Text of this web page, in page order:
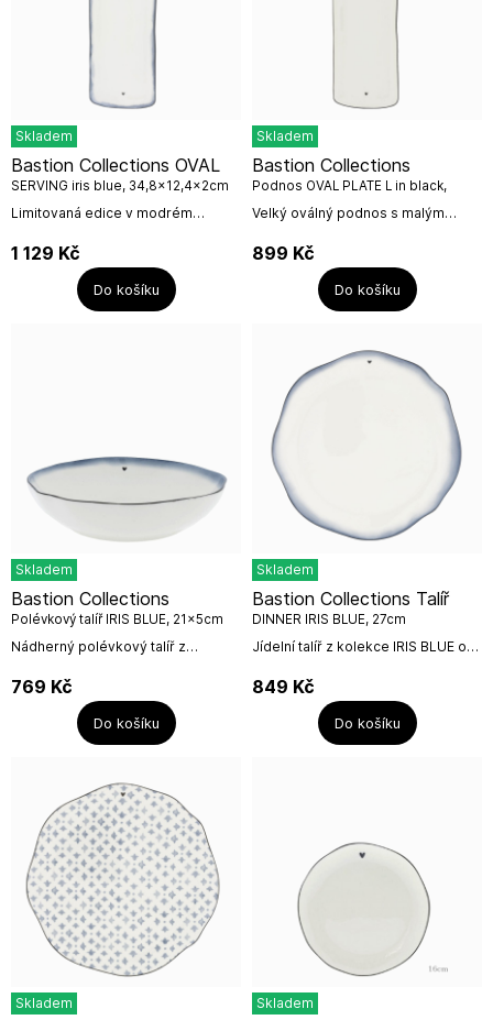
Skladem
Limitovaná edice v modrém
Bastion CollectionsAdresa
výrobce: IJsselveld 2b, 3417 XH...
Bastion Collections OVAL
SERVING iris blue, 34,8x12,4x2cm
1 129 Kč
Do košíku
Skladem
Velký oválný podnos s malým
linkou.Vhodné pro servírovaní
obložených mís, chlebíčků,
kanapek, plátků...
Bastion Collections
Podnos OVAL PLATE L in black,
35x13x2cm
899 Kč
Do košíku
Skladem
Nádherný polévkový talíř z
kreativně prokombinovat s
ostatními produkty a utvořit si tak
svou originální...
Bastion Collections
Polévkový talíř IRIS BLUE, 21x5cm
769 Kč
Do košíku
Skladem
Jídelní talíř z kolekce IRIS BLUE o
sbírku v modré kolekci s klasickou
kolekcí a vytvořte si jedinečný...
Bastion Collections Talíř
DINNER IRIS BLUE, 27cm
849 Kč
Do košíku
Skladem Skladem